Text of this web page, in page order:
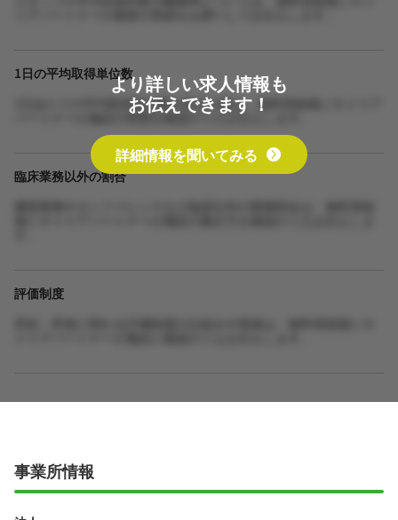
1日の平均取得単位数
1日あたりの平均取得単位数や担当人数は、無料登録後にキャリア
パートナーが施設の実態を確認のうえお伝えします。
臨床業務以外の割合
評価制度
より詳しい求人情報も
お伝えできます！
詳細情報を聞いてみる
事業所情報